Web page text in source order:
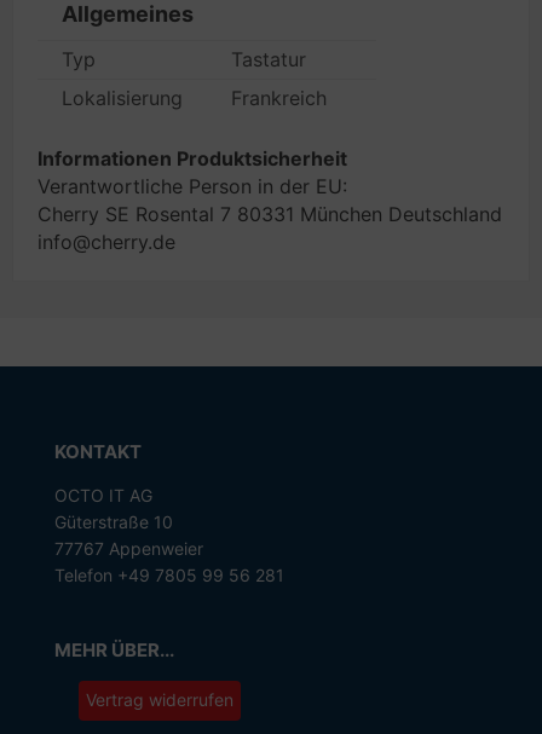
Allgemeines
Typ
Tastatur
Lokalisierung
Frankreich
Informationen Produktsicherheit
Verantwortliche Person in der EU:
Cherry SE Rosental 7 80331 München Deutschland
info@cherry.de
KONTAKT
OCTO IT AG
Güterstraße 10
77767 Appenweier
Telefon +49 7805 99 56 281
MEHR ÜBER...
Vertrag widerrufen